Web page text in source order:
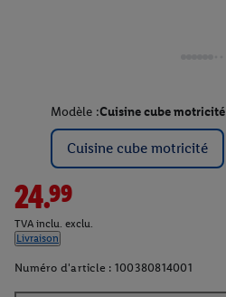
Modèle :Cuisine cube motricité
Cuisine cube motricité
24.99
TVA inclu. exclu.
Livraison
Numéro d'article : 100380814001